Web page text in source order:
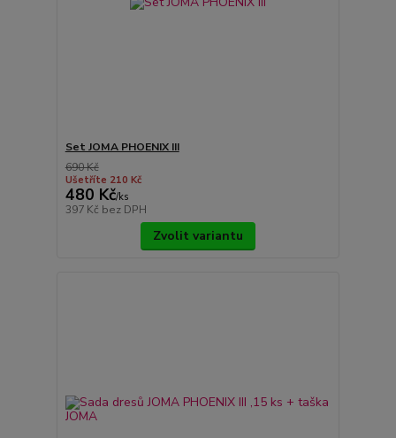
Set JOMA PHOENIX III
690 Kč
Ušetříte 210 Kč
480 Kč/ks
397 Kč bez DPH
Zvolit variantu